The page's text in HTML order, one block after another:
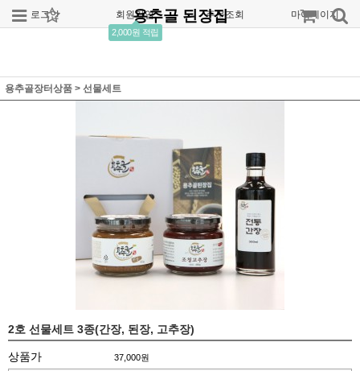
로그인 회원가입
2,000원 적립
주문조회 마이페이지
용추골 된장집
용추골장터상품 > 선물세트
2호 선물세트 3종(간장, 된장, 고추장)
상품가 37,000원